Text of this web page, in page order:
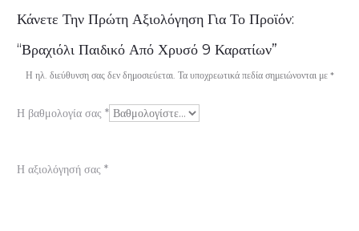
Α
ξ
ο
ο
Κάνετε Την Πρώτη Αξιολόγηση Για Το Προϊόν:
“Βραχιόλι Παιδικό Από Χρυσό 9 Καρατίων”
Η ηλ. διεύθυνση σας δεν δημοσιεύεται. Τα υποχρεωτικά πεδία σημειώνονται με *
Η βαθμολογία σας *
Η αξιολόγησή σας *